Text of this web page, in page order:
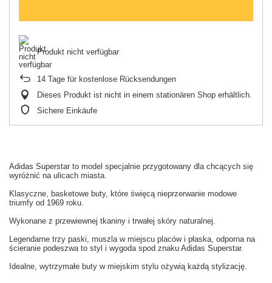
Produkt nicht verfügbar
14 Tage für kostenlose Rücksendungen
Dieses Produkt ist nicht in einem stationären Shop erhältlich.
Sichere Einkäufe
Adidas Superstar to model specjalnie przygotowany dla chcących się
wyróżnić na ulicach miasta.
Klasyczne, basketowe buty, które święcą nieprzerwanie modowe
triumfy od 1969 roku.
Wykonane z przewiewnej tkaniny i trwałej skóry naturalnej.
Legendarne trzy paski, muszla w miejscu placów i płaska, odporna na
ścieranie podeszwa to styl i wygoda spod znaku Adidas Superstar.
Idealne, wytrzymałe buty w miejskim stylu ożywią każdą stylizację.